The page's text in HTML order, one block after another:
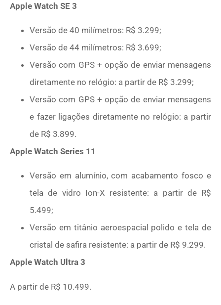
Apple Watch SE 3
Versão de 40 milímetros: R$ 3.299;
Versão de 44 milímetros: R$ 3.699;
Versão com GPS + opção de enviar mensagens
diretamente no relógio: a partir de R$ 3.299;
Versão com GPS + opção de enviar mensagens
e fazer ligações diretamente no relógio: a partir
de R$ 3.899.
Apple Watch Series 11
Versão em alumínio, com acabamento fosco e
tela de vidro Ion-X resistente: a partir de R$
5.499;
Versão em titânio aeroespacial polido e tela de
cristal de safira resistente: a partir de R$ 9.299.
Apple Watch Ultra 3
A partir de R$ 10.499.